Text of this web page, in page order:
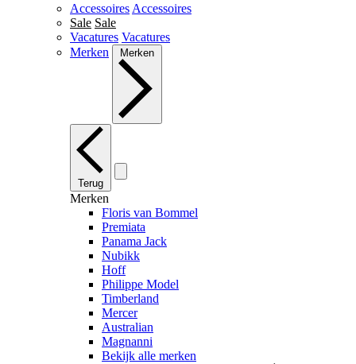
Accessoires Accessoires
Sale Sale
Vacatures Vacatures
Merken
Merken
Terug
Merken
Floris van Bommel
Premiata
Panama Jack
Nubikk
Hoff
Philippe Model
Timberland
Mercer
Australian
Magnanni
Bekijk alle merken